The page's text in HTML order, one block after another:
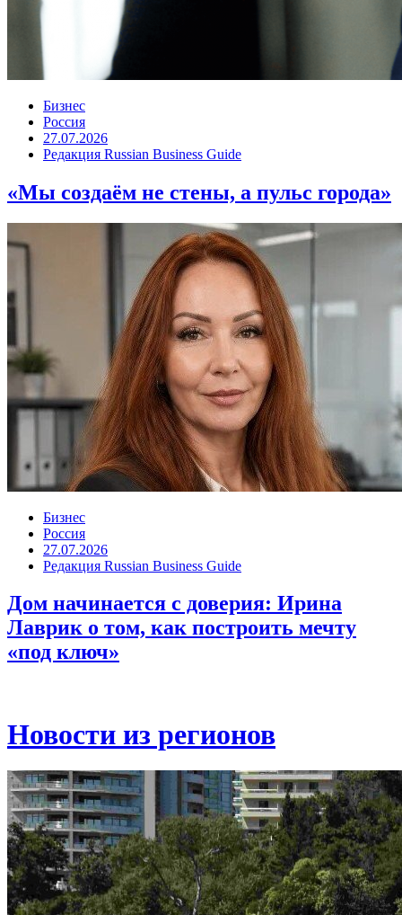
Бизнес
Россия
27.07.2026
Редакция Russian Business Guide
«Мы создаём не стены, а пульс города»
Бизнес
Россия
27.07.2026
Редакция Russian Business Guide
Дом начинается с доверия: Ирина
Лаврик о том, как построить мечту
«под ключ»
Новости из регионов